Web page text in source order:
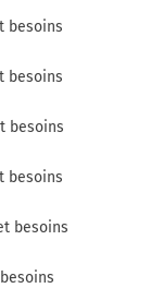
besoins
besoins
besoins
besoins
besoins